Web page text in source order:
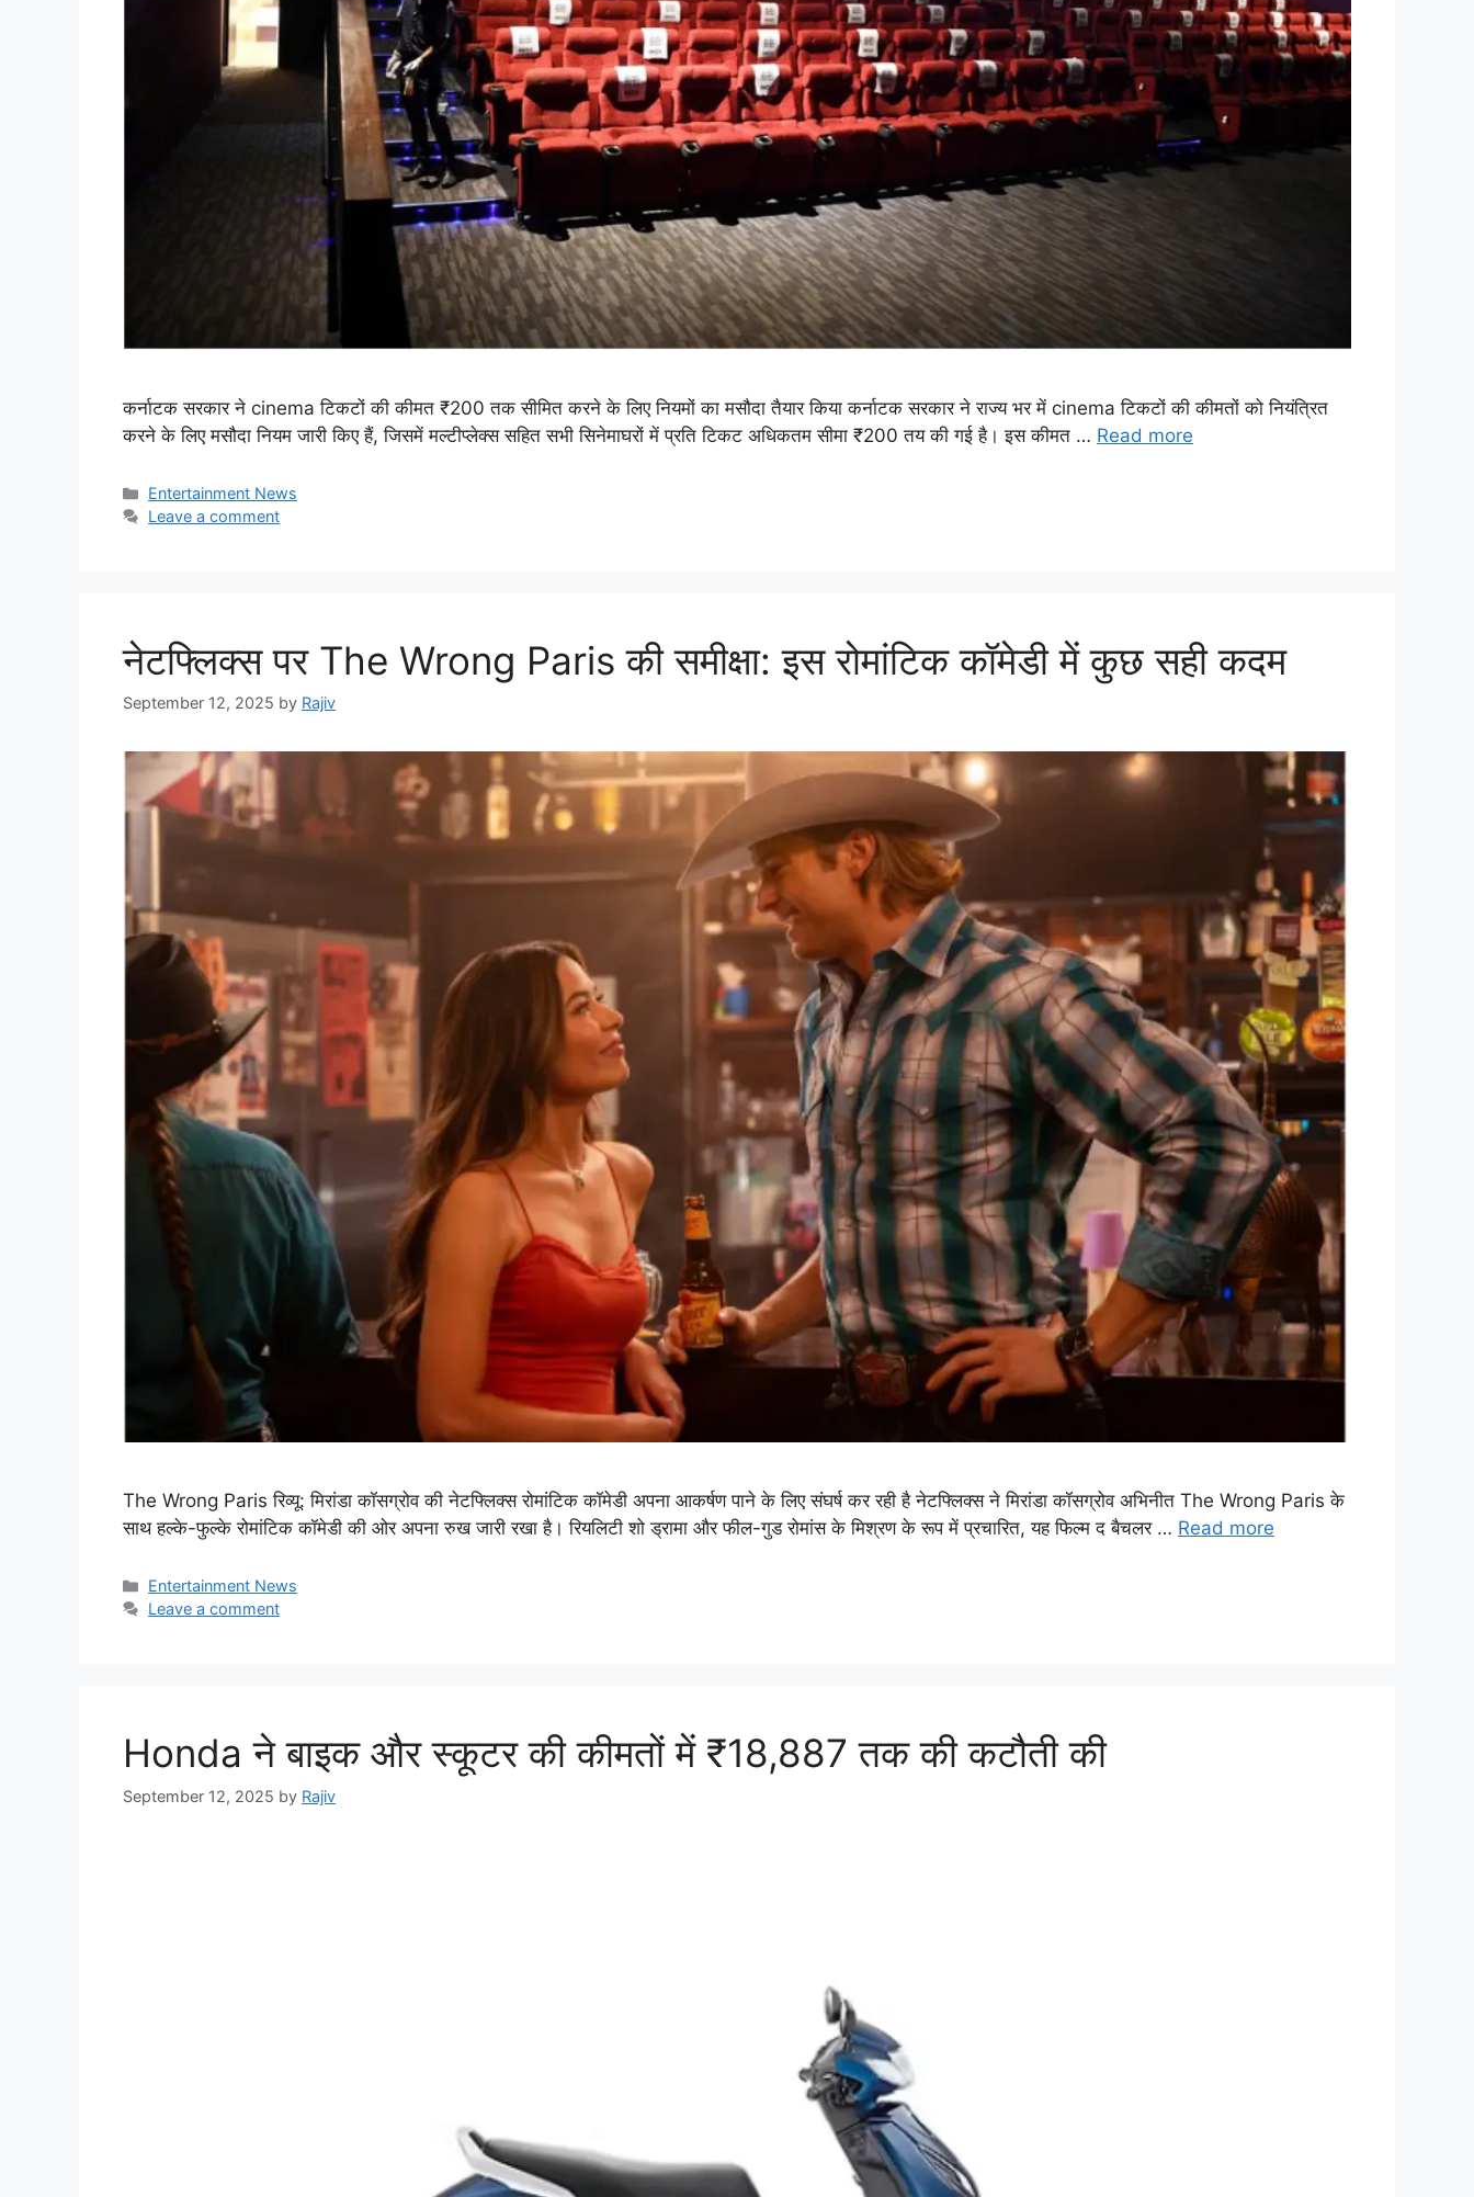
कर्नाटक सरकार ने cinema टिकटों की कीमत ₹200 तक सीमित करने के लिए नियमों का मसौदा तैयार किया कर्नाटक सरकार ने राज्य भर में cinema टिकटों की कीमतों को नियंत्रित
करने के लिए मसौदा नियम जारी किए हैं, जिसमें मल्टीप्लेक्स सहित सभी सिनेमाघरों में प्रति टिकट अधिकतम सीमा ₹200 तय की गई है। इस कीमत … Read more
Categories
Entertainment News
Leave a comment
नेटफ्लिक्स पर The Wrong Paris की समीक्षा: इस रोमांटिक कॉमेडी में कुछ सही कदम
September 12, 2025 by Rajiv
The Wrong Paris रिव्यू: मिरांडा कॉसग्रोव की नेटफ्लिक्स रोमांटिक कॉमेडी अपना आकर्षण पाने के लिए संघर्ष कर रही है नेटफ्लिक्स ने मिरांडा कॉसग्रोव अभिनीत The Wrong Paris के
साथ हल्के-फुल्के रोमांटिक कॉमेडी की ओर अपना रुख जारी रखा है। रियलिटी शो ड्रामा और फील-गुड रोमांस के मिश्रण के रूप में प्रचारित, यह फिल्म द बैचलर … Read more
Categories
Entertainment News
Leave a comment
Honda ने बाइक और स्कूटर की कीमतों में ₹18,887 तक की कटौती की
September 12, 2025 by Rajiv